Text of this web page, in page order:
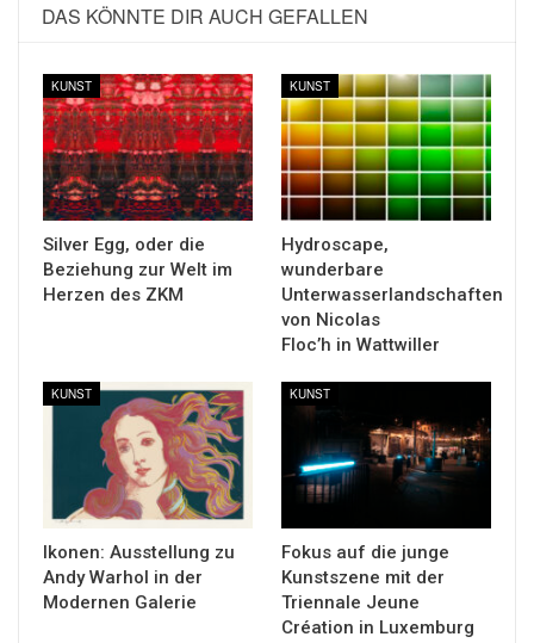
DAS KÖNNTE DIR AUCH GEFALLEN
KUNST
Silver Egg, oder die
Beziehung zur Welt im
Herzen des ZKM
KUNST
Hydroscape,
wunderbare
Unterwasserlandschaften
von Nicolas
Floc’h in Wattwiller
KUNST
Ikonen: Ausstellung zu
Andy Warhol in der
Modernen Galerie
KUNST
Fokus auf die junge
Kunstszene mit der
Triennale Jeune
Création in Luxemburg